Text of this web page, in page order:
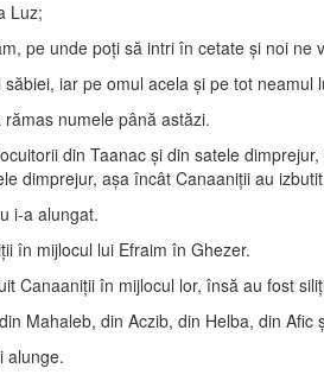
Luz;
pe unde poţi să intri în cetate şi noi ne
iar pe omul acela şi pe tot neamul
numele până astăzi.
din Taanac şi din satele
dimprejur, aşa încât Canaaniţii au
i-a alungat.
în mijlocul lui Efraim în Ghezer.
Canaaniţii în mijlocul lor, însă au fost
Mahaleb, din Aczib, din Helba, din Afic
alunge.